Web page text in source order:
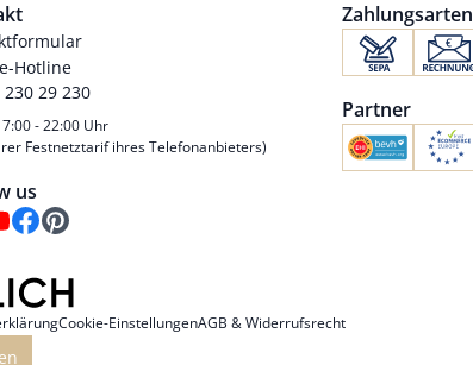
Hotline
29 230
- 22:00 Uhr
Festnetztarif ihres Telefonanbieters)
us
Zahlungsarten
Partner
Cookie-EinstellungenAGB & Widerrufsrecht